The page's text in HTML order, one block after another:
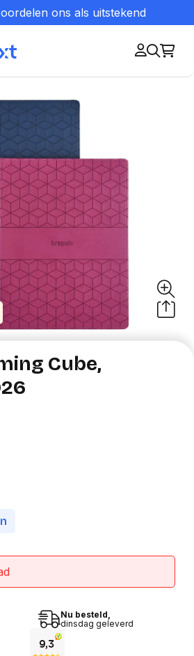
ons als uitstekend
Cube,
Nu besteld,
dinsdag geleverd